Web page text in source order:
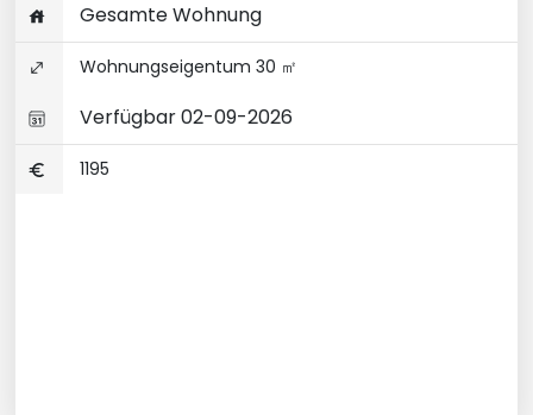
Gesamte Wohnung
Wohnungseigentum 30 ㎡
Verfügbar 02-09-2026
1195